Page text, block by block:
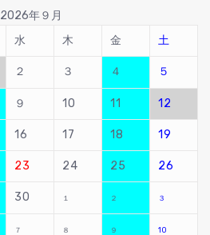
2026年９月
水 木 金 土
２ ３ ４ ５
９ 10 11 12
16 17 18 19
23 24 25 26
30 １ ２ ３
７ ８ ９ 10